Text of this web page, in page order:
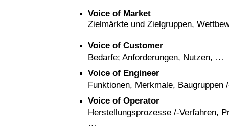
Voice of Market
Zielmärkte und Zielgruppen,
Voice of Customer
Bedarfe; Anforderungen, Nutzen, …
Voice of Engineer
Funktionen, Merkmale,
Voice of Operator
Herstellungsprozesse /-Verfahren,